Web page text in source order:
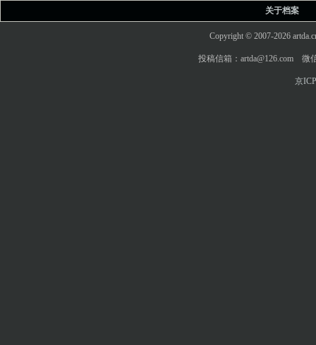
关于档案
Copyright © 2007-2026
投稿信箱：artda@126.com 微
京